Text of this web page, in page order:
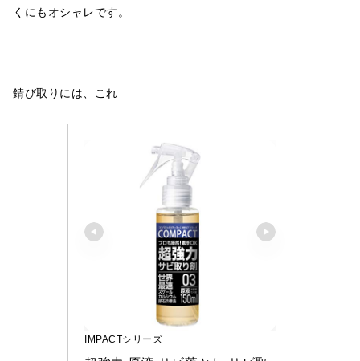
くにもオシャレです。
錆び取りには、これ
IMPACTシリーズ